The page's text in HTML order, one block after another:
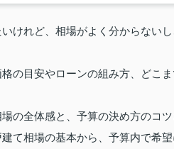
いけれど、相場がよく分からない
の目安やローンの組み方、どこ
の全体感と、予算の決め方のコ
て相場の基本から、予算内で希